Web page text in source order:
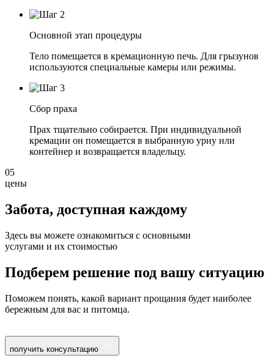
Основной этап процедуры
Тело помещается в кремационную печь. Для грызунов
используются специальные камеры или режимы.
Сбор праха
Прах тщательно собирается. При индивидуальной
кремации он помещается в выбранную урну или
контейнер и возвращается владельцу.
05
цены
Забота, доступная каждому
Здесь вы можете ознакомиться с основными
услугами и их стоимостью
Подберем решение под вашу ситуацию
Поможем понять, какой вариант прощания будет наиболее
бережным для вас и питомца.
получить консультацию